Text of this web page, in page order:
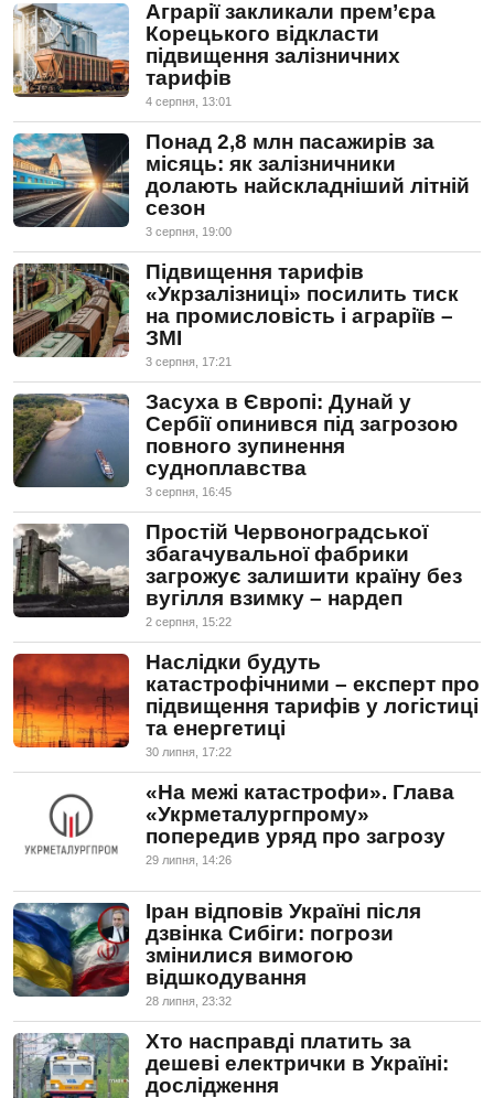
Аграрії закликали прем’єра
Корецького відкласти
підвищення залізничних
тарифів
4 серпня, 13:01
Понад 2,8 млн пасажирів за
місяць: як залізничники
долають найскладніший літній
сезон
3 серпня, 19:00
Підвищення тарифів
«Укрзалізниці» посилить тиск
на промисловість і аграріїв –
ЗМІ
3 серпня, 17:21
Засуха в Європі: Дунай у
Сербії опинився під загрозою
повного зупинення
судноплавства
3 серпня, 16:45
Простій Червоноградської
збагачувальної фабрики
загрожує залишити країну без
вугілля взимку – нардеп
2 серпня, 15:22
Наслідки будуть
катастрофічними – експерт про
підвищення тарифів у логістиці
та енергетиці
30 липня, 17:22
«На межі катастрофи». Глава
«Укрметалургпрому»
попередив уряд про загрозу
29 липня, 14:26
Іран відповів Україні після
дзвінка Сибіги: погрози
змінилися вимогою
відшкодування
28 липня, 23:32
Хто насправді платить за
дешеві електрички в Україні:
дослідження